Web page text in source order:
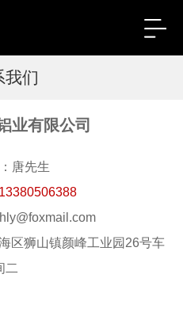
我们
业有限公司
唐先生
区狮山镇颜峰工业园26号车
二